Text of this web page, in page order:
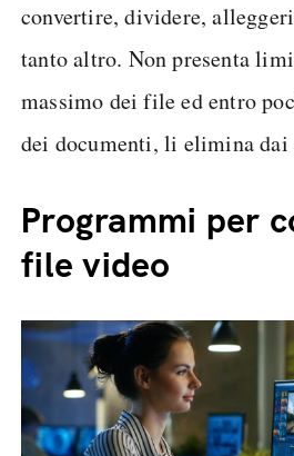
convertire, dividere,
tanto altro. Non presenta
massimo dei file ed entro
dei documenti, li elimina dai
Programmi per
file video